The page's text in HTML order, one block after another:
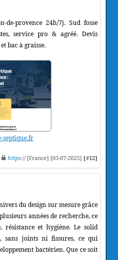
de-provence 24h/7j. Sud fosse
service pro & agréé. Devis
bac à graisse.
septique.fr
https:// [France] [03-07-2025] [#12]
du design sur mesure grâce
années de recherche, ce
résistance et hygiène. Le solid
sans joints ni fissures, ce qui
bactérien. Que ce soit